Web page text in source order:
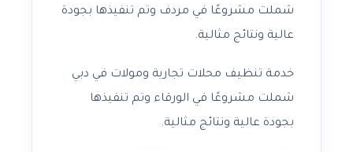
شملت مشروعًا في مردف وتم تنفيذها بجودة
عالية ونتائج مثالية.
خدمة تنظيف محلات تجارية ومولات في دبي
شملت مشروعًا في الورقاء وتم تنفيذها
بجودة عالية ونتائج مثالية.